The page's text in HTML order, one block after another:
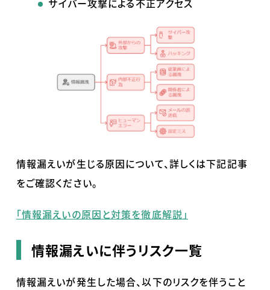
情報漏えいが生じる原因について、詳しくは下記記事
をご確認ください。
「情報漏えいの原因と対策を徹底解説」
情報漏えいに伴うリスク一覧
情報漏えいが発生した場合、以下のリスクを伴うこと